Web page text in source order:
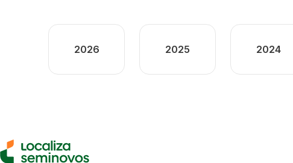
2026 2025 2024